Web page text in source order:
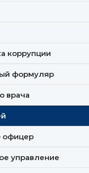
коррупции
формуляр
врача
офицер
управление